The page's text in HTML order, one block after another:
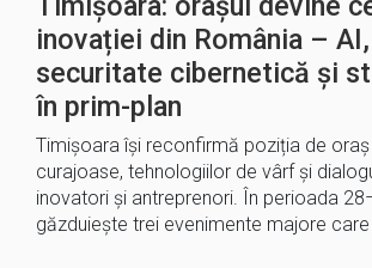
inovației din România – AI,
securitate cibernetică și
în prim-plan
Timișoara își reconfirmă poziția de
curajoase, tehnologiilor de vârf și
inovatori și antreprenori. În perioada
găzduiește trei evenimente majore